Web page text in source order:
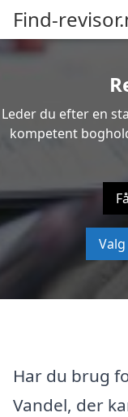
Find-
Leder du efter en
kompetent
Har du brug
Vandel, der